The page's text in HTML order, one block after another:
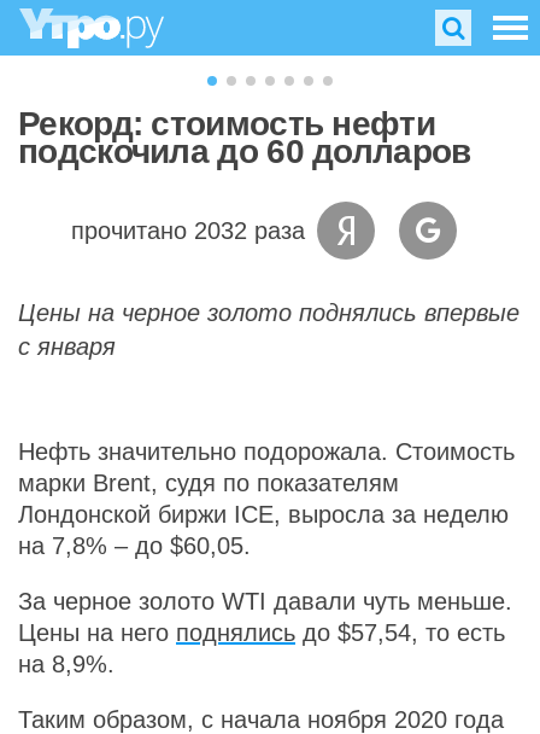
Рекорд: стоимость нефти
подскочила до 60 долларов
прочитано 2032 раза
Цены на черное золото поднялись впервые
с января
Нефть значительно подорожала. Стоимость
марки Brent, судя по показателям
Лондонской биржи ICE, выросла за неделю
на 7,8% – до $60,05.
За черное золото WTI давали чуть меньше.
Цены на него поднялись до $57,54, то есть
на 8,9%.
Таким образом, с начала ноября 2020 года